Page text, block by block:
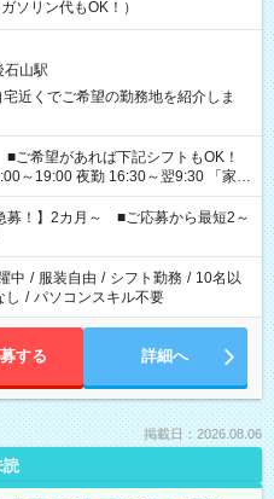
ソリン代もOK！）
石山駅
近くでご希望の勤務地を紹介しま
19:00 夜勤 16:30～翌9:30 「家族
裕を持って夕飯の準備がしたい」
い」 など、ご希望を教えてください
時間。 合計で週40時間を超える場
募！】2カ月～ ■ご応募から最短2～
中 / 服装自由 / シフト勤務 / 10名以
し / パソコンスキル不要
する 詳細へ
掲載日：2026.08.06
読